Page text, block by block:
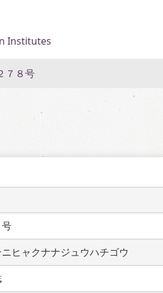
Institutes
７８号
ヒャクナナジュウハチゴウ